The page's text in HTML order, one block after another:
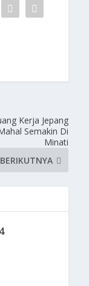
Kerja Jepang
Semakin Di
Minati
BERIKUTNYA